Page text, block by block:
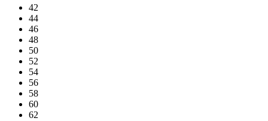
42
44
46
48
50
52
54
56
58
60
62